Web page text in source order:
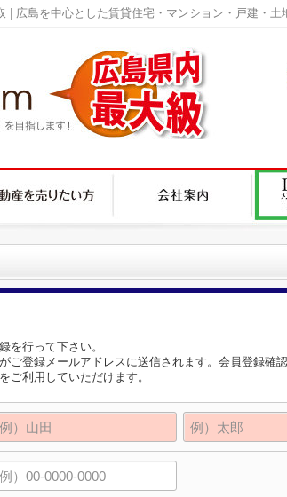
| 広島を中心とした賃貸住宅・マンション・戸建・
を行って下さい。
ご登録メールアドレスに送信されます。会員登録確
ご利用していただけます。